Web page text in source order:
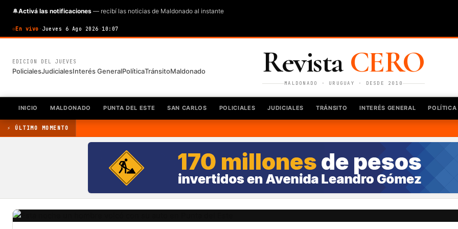
🔔Activá las notificaciones — recibí las noticias de Maldonado al instante
En vivo · Jueves 6 Ago 2026 · 10:07
EDICION DEL JUEVES
PolicialesJudicialesInterés GeneralPolíticaTránsitoMaldonado RevistaCERO
MALDONADO · URUGUAY · DESDE 2010
INICIO MALDONADO PUNTA DEL ESTE SAN CARLOS POLICIALES JUDICIALES TRÁNSITO INTERÉS GENERAL POLÍTICA
⚡ ÚLTIMO MOMENTO